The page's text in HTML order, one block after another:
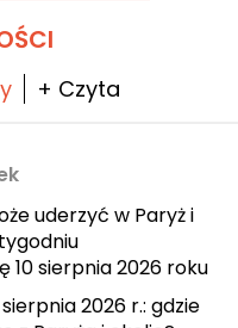
+ Czyta
uderzyć w Paryż i
10 sierpnia 2026 roku
2026 r.: gdzie